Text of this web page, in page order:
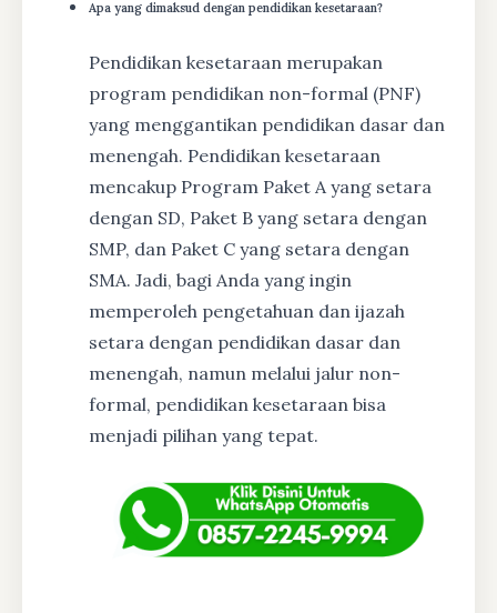
Apa yang dimaksud dengan pendidikan kesetaraan?
Pendidikan kesetaraan merupakan
program pendidikan non-formal (PNF)
yang menggantikan pendidikan dasar dan
menengah. Pendidikan kesetaraan
mencakup Program Paket A yang setara
dengan SD, Paket B yang setara dengan
SMP, dan Paket C yang setara dengan
SMA. Jadi, bagi Anda yang ingin
memperoleh pengetahuan dan ijazah
setara dengan pendidikan dasar dan
menengah, namun melalui jalur non-
formal, pendidikan kesetaraan bisa
menjadi pilihan yang tepat.